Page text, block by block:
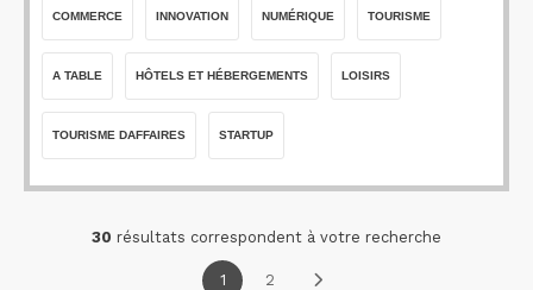
COMMERCE INNOVATION NUMÉRIQUE TOURISME
A TABLE HÔTELS ET HÉBERGEMENTS LOISIRS
TOURISME DAFFAIRES STARTUP
30 résultats correspondent à votre recherche
1 2